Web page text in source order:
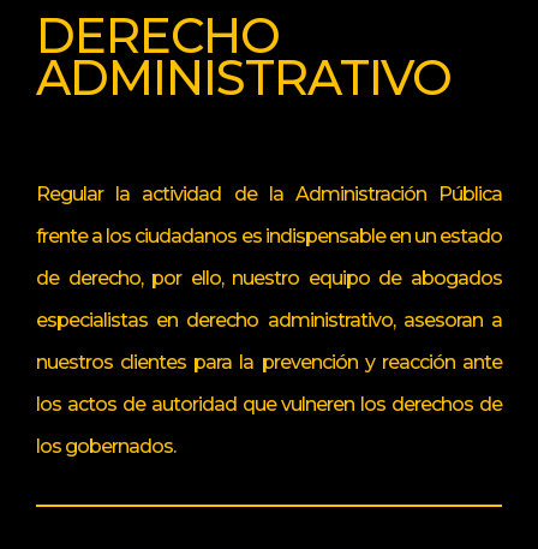
DERECHO
ADMINISTRATIVO
Regular la actividad de la Administración Pública
frente a los ciudadanos es indispensable en un estado
de derecho, por ello, nuestro equipo de abogados
especialistas en derecho administrativo, asesoran a
nuestros clientes para la prevención y reacción ante
los actos de autoridad que vulneren los derechos de
los gobernados.